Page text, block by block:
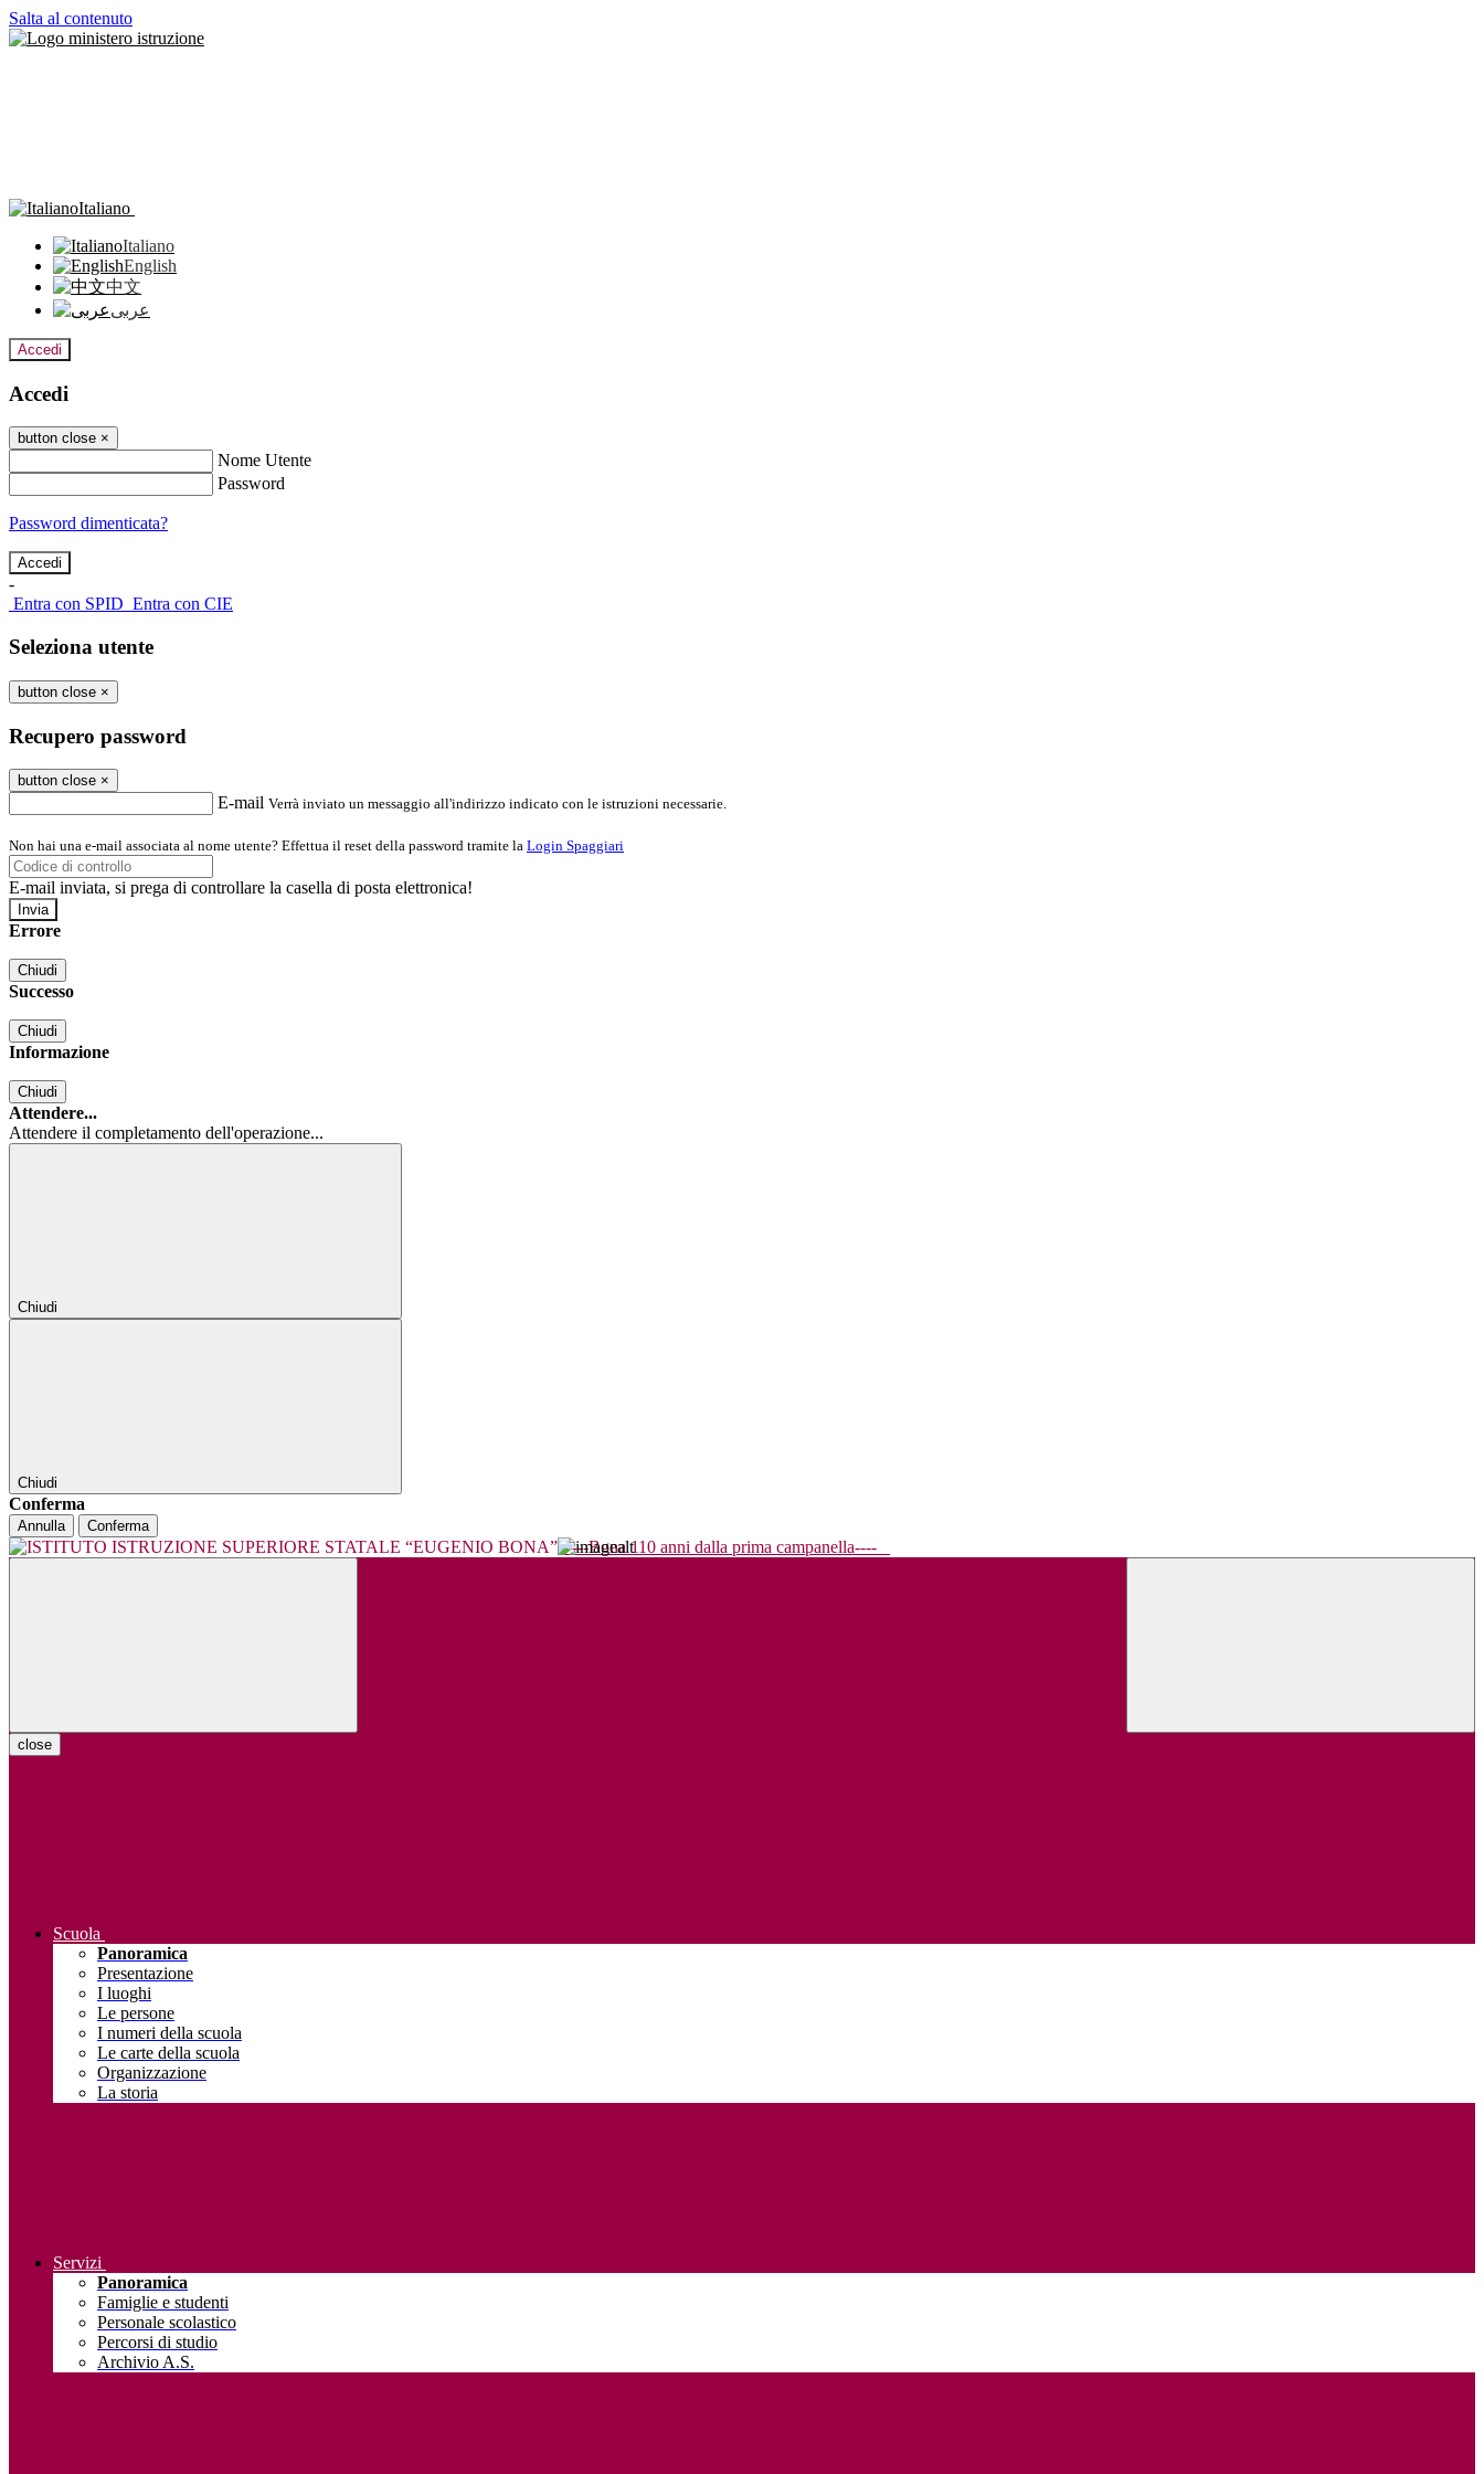
Salta al contenuto
Italiano
Italiano
English
中文
عربى
Accedi
Accedi
button close ×
Nome Utente
Password
Password dimenticata?
-
Entra con SPID Entra con CIE
Seleziona utente
button close ×
Recupero password
button close ×
E-mail Verrà inviato un messaggio all'indirizzo indicato con le istruzioni necessarie.
Non hai una e-mail associata al nome utente? Effettua il reset della password tramite la Login Spaggiari
E-mail inviata, si prega di controllare la casella di posta elettronica!
Errore
Chiudi
Successo
Chiudi
Informazione
Chiudi
Attendere...
Attendere il completamento dell'operazione...
Chiudi
Chiudi
Conferma
Annulla Conferma
----Bona 110 anni dalla prima campanella----
close
Scuola
Panoramica
Presentazione
I luoghi
Le persone
I numeri della scuola
Le carte della scuola
Organizzazione
La storia
Servizi
Panoramica
Famiglie e studenti
Personale scolastico
Percorsi di studio
Archivio A.S.